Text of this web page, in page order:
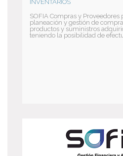
INVENTARIOS
SOFIA Compras y
planeación y gestión de
productos y suministros
teniendo la posibilidad de